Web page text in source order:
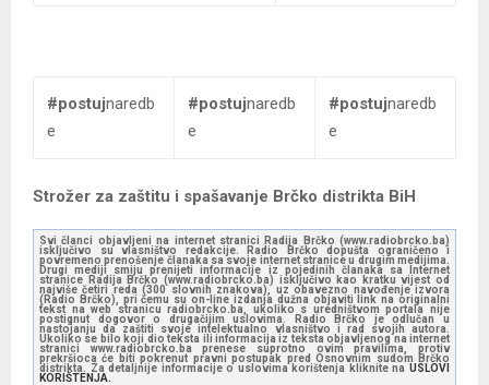
#postujnaredb
e
#postujnaredb
e
#postujnaredb
e
Strožer za zaštitu i spašavanje Brčko distrikta BiH
Svi članci objavljeni na internet stranici Radija Brčko (www.radiobrcko.ba)
isključivo su vlasništvo redakcije. Radio Brčko dopušta ograničeno i
povremeno prenošenje članaka sa svoje internet stranice u drugim medijima.
Drugi mediji smiju prenijeti informacije iz pojedinih članaka sa Internet
stranice Radija Brčko (www.radiobrcko.ba) isključivo kao kratku vijest od
najviše četiri reda (300 slovnih znakova), uz obavezno navođenje izvora
(Radio Brčko), pri čemu su on-line izdanja dužna objaviti link na originalni
tekst na web stranicu radiobrcko.ba, ukoliko s uredništvom portala nije
postignut dogovor o drugačijim uslovima. Radio Brčko je odlučan u
nastojanju da zaštiti svoje intelektualno vlasništvo i rad svojih autora.
Ukoliko se bilo koji dio teksta ili informacija iz teksta objavljenog na internet
stranici www.radiobrcko.ba prenese suprotno ovim pravilima, protiv
prekršioca će biti pokrenut pravni postupak pred Osnovnim sudom Brčko
distrikta. Za detaljnije informacije o uslovima korištenja kliknite na USLOVI
KORIŠTENJA.